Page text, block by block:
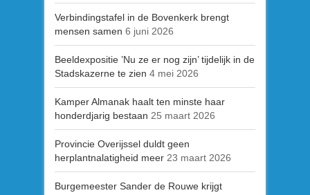
Verbindingstafel in de Bovenkerk brengt
mensen samen 6 juni 2026
Beeldexpositie ’Nu ze er nog zijn’ tijdelijk in de
Stadskazerne te zien 4 mei 2026
Kamper Almanak haalt ten minste haar
honderdjarig bestaan 25 maart 2026
Provincie Overijssel duldt geen
herplantnalatigheid meer 23 maart 2026
Burgemeester Sander de Rouwe krijgt